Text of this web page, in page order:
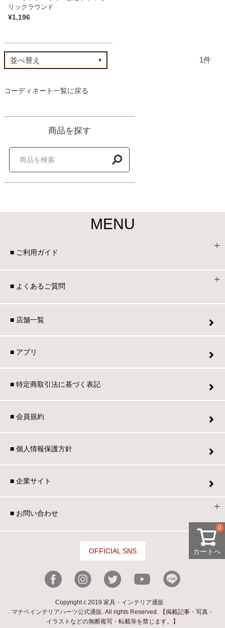
収納家具
カーテン
ラグ
マット
収納用品
生活用品
キッチン用品
ガーデン
タワー
リックラウンド
¥1,196
1
コーディネート一覧に戻る
商品を探す
カートへ
0
MENU
■ ご利用ガイド
■ よくあるご質問
■ 店舗一覧
■ アプリ
■ 特定商取引法に基づく表記
■ 会員規約
■ 個人情報保護方針
■ 企業サイト
■ お問い合わせ
OFFICIAL SNS
Copyright c 2019 家具・インテリア通販
マナベインテリアハーツ公式通販 . All rights Reserved. 【掲載記事・写真・
イラストなどの無断複写・転載等を禁じます。】